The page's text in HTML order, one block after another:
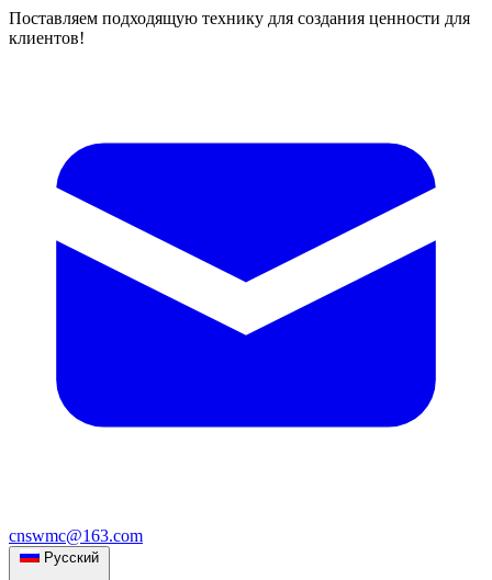
Поставляем подходящую технику для создания ценности для
клиентов!
cnswmc@163.com
Русский